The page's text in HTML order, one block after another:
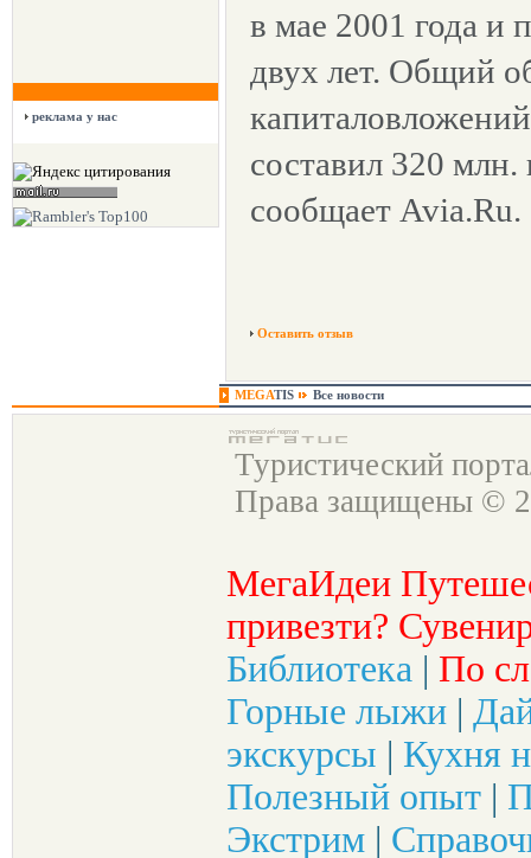
реклама у нас
в мае 2001 года и
двух лет. Общий
составил 320
сообщает Avia.Ru.
Оставить отзыв
MEGATIS Все новости
Туристический
Права защищены ©
МегаИдеи
привезти?
Библиотека | По
Горные лыжи |
экскурсы | Кухня
Полезный опыт |
Экстрим |